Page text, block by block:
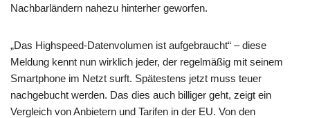
Nachbarländern nahezu hinterher geworfen.
„Das Highspeed-Datenvolumen ist aufgebraucht“ – diese
Meldung kennt nun wirklich jeder, der regelmäßig mit seinem
Smartphone im Netzt surft. Spätestens jetzt muss teuer
nachgebucht werden. Das dies auch billiger geht, zeigt ein
Vergleich von Anbietern und Tarifen in der EU. Von den